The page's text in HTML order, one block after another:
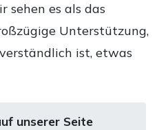
sehen es als das
Unterstützung,
ist, etwas
unserer Seite